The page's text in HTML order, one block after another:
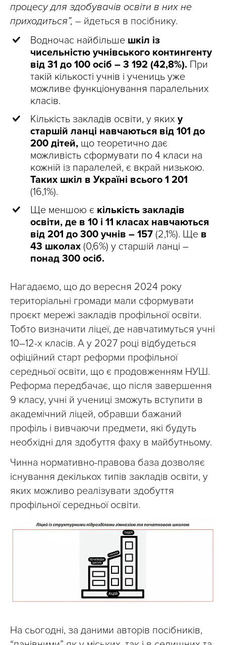
процесу для здобувачів освіти в них не
приходиться”, – йдеться в посібнику.
Водночас найбільше шкіл із
чисельністю учнівського контингенту
від 31 до 100 осіб – 3 192 (42,8%). При
такій кількості учнів і учениць уже
можливе функціонування паралельних
класів.
Кількість закладів освіти, у яких у
старшій ланці навчаються від 101 до
200 дітей, що теоретично дає
можливість сформувати по 4 класи на
кожній із паралелей, є вкрай низькою.
Таких шкіл в Україні всього 1 201
(16,1%).
Ще меншою є кількість закладів
освіти, де в 10 і 11 класах навчаються
від 201 до 300 учнів – 157 (2,1%). Ще в
43 школах (0,6%) у старшій ланці –
понад 300 осіб.
Нагадаємо, що до вересня 2024 року
територіальні громади мали сформувати
проєкт мережі закладів профільної освіти.
Тобто визначити ліцеї, де навчатимуться учні
10–12-х класів. А у 2027 році відбудеться
офіційний старт реформи профільної
середньої освіти, що є продовженням НУШ.
Реформа передбачає, що після завершення
9 класу, учні й учениці зможуть вступити в
академічний ліцей, обравши бажаний
профіль і вивчаючи предмети, які будуть
необхідні для здобуття фаху в майбутньому.
Чинна нормативно-правова база дозволяє
існування декількох типів закладів освіти, у
яких можливо реалізувати здобуття
профільної середньої освіти.
На сьогодні, за даними авторів посібників,